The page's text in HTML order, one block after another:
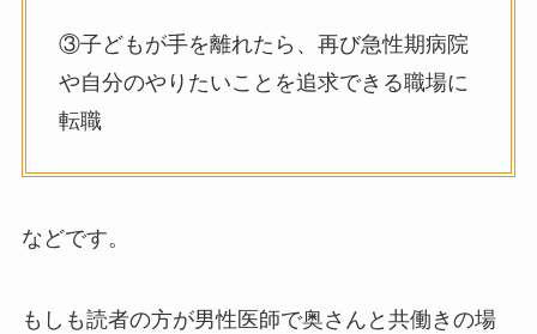
③子どもが手を離れたら、再び急性期病院
や自分のやりたいことを追求できる職場に
転職
などです。
もしも読者の方が男性医師で奥さんと共働きの場